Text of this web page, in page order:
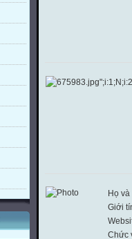
Họ và
Giới
Chức